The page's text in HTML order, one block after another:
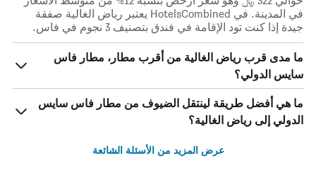
في المدينة. في HotelsCombined يعتبر رياض الغالية صفقة
جيدة إذا كنت تود الإقامة في فندق بتصنيف 3 نجوم في فاس.
ما مدى قرب رياض الغالية من أقرب مطار، مطار فاس
سايس الدولي؟
ما هي أفضل طريقة لينتقل الضيوف من مطار فاس سايس
الدولي إلى رياض الغالية؟
عرض المزيد من الأسئلة الشائعة